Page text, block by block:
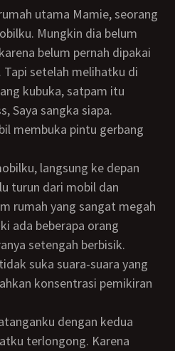
Mungkin dia belum
belum pernah dipakai
setelah melihatku di
kubuka, satpam itu
Saya sangka siapa.
membuka pintu gerbang
turun dari mobil dan
rumah yang sangat megah
ada beberapa orang
setengah berbisik.
suka suara-suara yang
konsentrasi pemikiran
terlongong. Karena